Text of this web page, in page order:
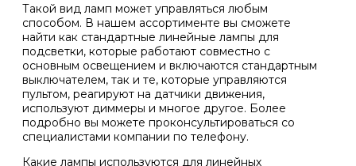
Такой вид ламп может управляться любым
способом. В нашем ассортименте вы сможете
найти как стандартные линейные лампы для
подсветки, которые работают совместно с
основным освещением и включаются стандартным
выключателем, так и те, которые управляются
пультом, реагируют на датчики движения,
используют диммеры и многое другое. Более
подробно вы можете проконсультироваться со
специалистами компании по телефону.
Какие лампы используются для линейных